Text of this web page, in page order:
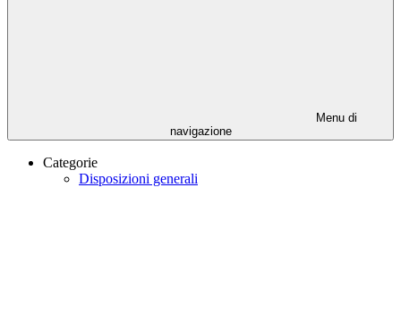
Menu di
navigazione
Categorie
Disposizioni generali